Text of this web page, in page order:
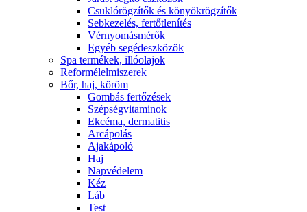
Csuklórögzítők és könyökrögzítők
Sebkezelés, fertőtlenítés
Vérnyomásmérők
Egyéb segédeszközök
Spa termékek, illóolajok
Reformélelmiszerek
Bőr, haj, köröm
Gombás fertőzések
Szépségvitaminok
Ekcéma, dermatitis
Arcápolás
Ajakápoló
Haj
Napvédelem
Kéz
Láb
Test